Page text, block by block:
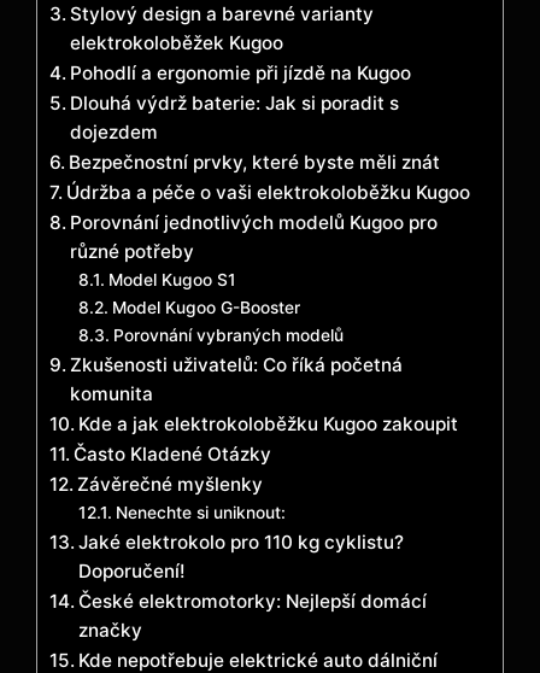
Stylový design a barevné varianty
elektrokoloběžek Kugoo
Pohodlí a ergonomie při jízdě na Kugoo
Dlouhá výdrž baterie: Jak si poradit s
dojezdem
Bezpečnostní prvky, které byste měli znát
Údržba a péče o vaši elektrokoloběžku Kugoo
Porovnání jednotlivých modelů Kugoo pro
různé potřeby
Model Kugoo S1
Model Kugoo G-Booster
Porovnání vybraných modelů
Zkušenosti uživatelů: Co říká početná
komunita
Kde a jak elektrokoloběžku Kugoo zakoupit
Často Kladené Otázky
Závěrečné myšlenky
Nenechte si uniknout:
Jaké elektrokolo pro 110 kg cyklistu?
Doporučení!
České elektromotorky: Nejlepší domácí
značky
Kde nepotřebuje elektrické auto dálniční